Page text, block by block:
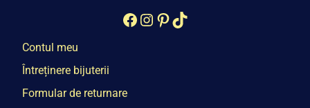
Facebook
Instagram
Pinterest
TikTok
Contul meu
Întreținere bijuterii
Formular de returnare